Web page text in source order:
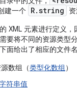
建一个 R.string 资
XML 元素进行定义
要将不同的资源类型
面给出了相应的文件
数组（类型化数组 ）
符串值